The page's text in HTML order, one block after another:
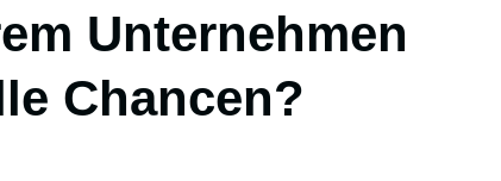
Unternehmen
Chancen?